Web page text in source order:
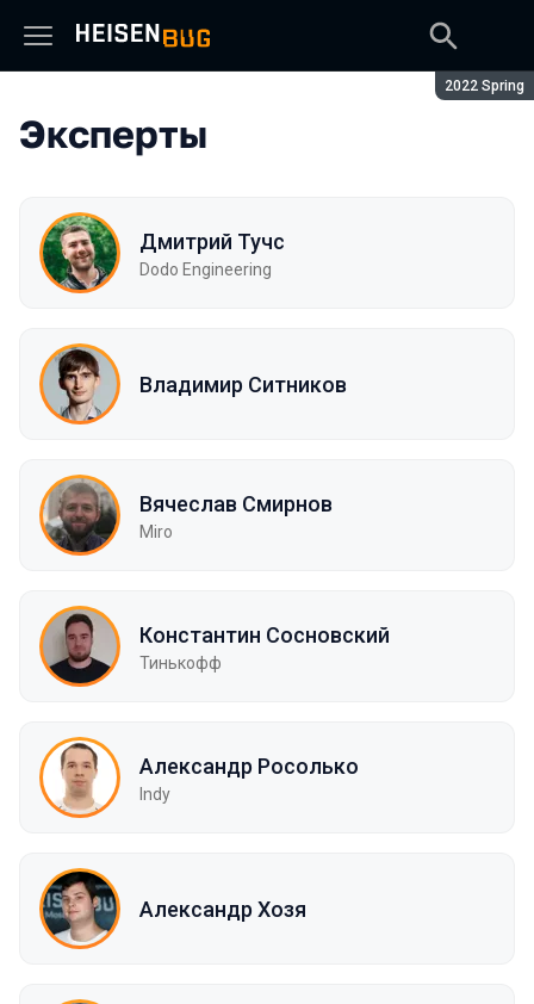
Сезон:
2022 Spring
Эксперты
Дмитрий Тучс
Dodo Engineering
Владимир Ситников
Вячеслав Смирнов
Miro
Константин Сосновский
Тинькофф
Александр Росолько
Indy
Александр Хозя